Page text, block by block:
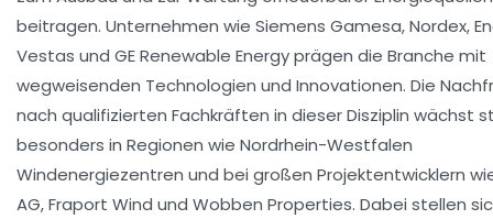
beitragen. Unternehmen wie Siemens Gamesa, Nordex,
Vestas und GE Renewable Energy prägen die Branche mit
wegweisenden Technologien und Innovationen. Die
nach qualifizierten Fachkräften in dieser Disziplin wächst
besonders in Regionen wie Nordrhein-Westfalen
Windenergiezentren und bei großen Projektentwicklern
AG, Fraport Wind und Wobben Properties. Dabei stellen